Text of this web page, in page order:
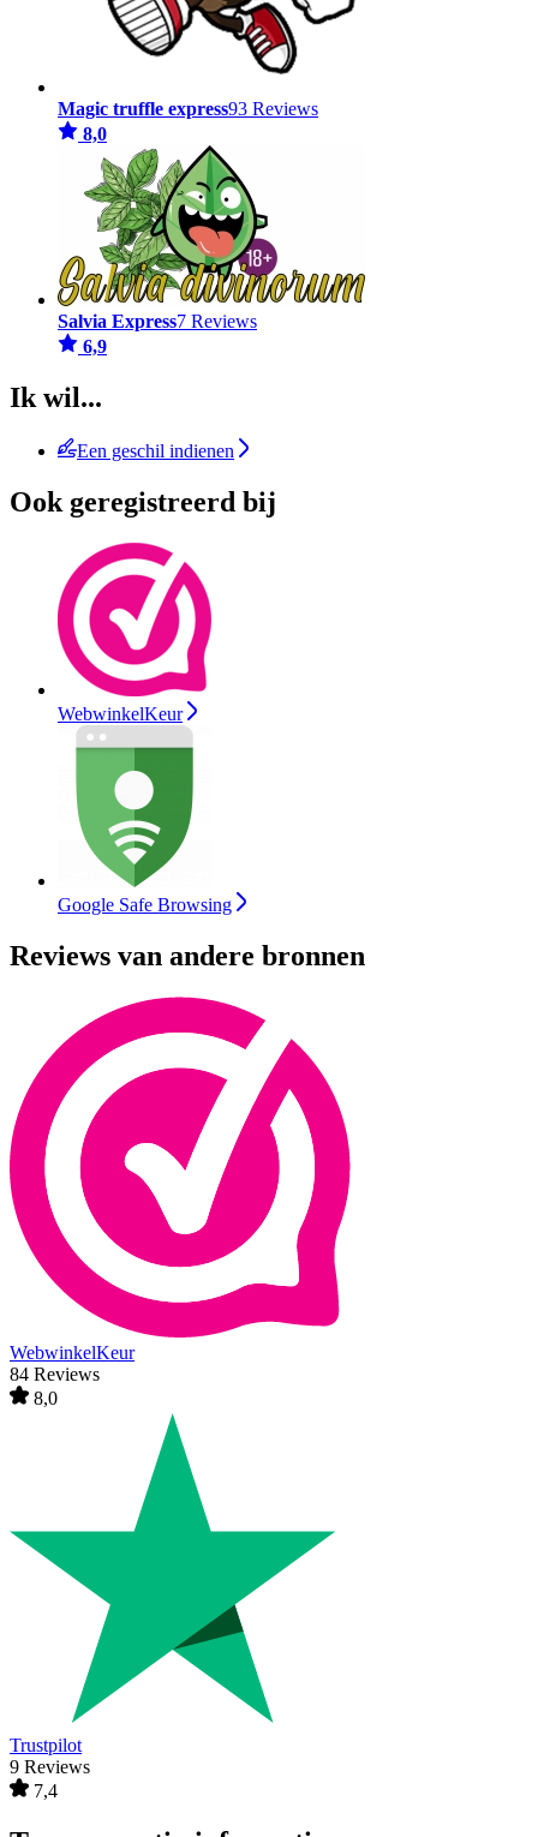
Magic truffle express93 Reviews
8,0
Salvia Express7 Reviews
6,9
Ik wil...
Een geschil indienen
Ook geregistreerd bij
WebwinkelKeur
Google Safe Browsing
Reviews van andere bronnen
WebwinkelKeur
84 Reviews
8,0
Trustpilot
9 Reviews
7,4